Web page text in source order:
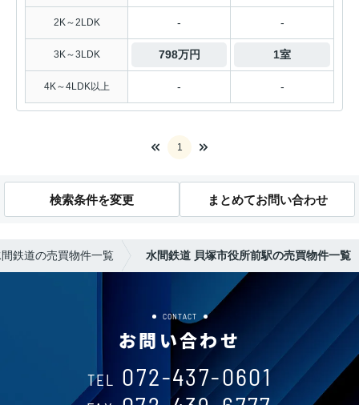
2K～2LDK - -
3K～3LDK 798万円 1室
4K～4LDK以上 - -
1
検索条件を変更 まとめてお問い合わせ
鉄道の売買物件一覧 水間鉄道 貝塚市役所前駅の売買物件一覧
CONTACT
お問い合わせ
TEL 072-437-0601